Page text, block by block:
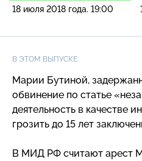
18 июля 2018 года. 19:00
В ЭТОМ ВЫПУСКЕ:
Марии Бутиной,
обвинение по статье
деятельность в качестве
грозить до 15 лет
В МИД РФ считают арест